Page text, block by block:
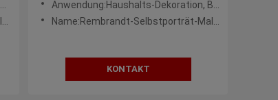
Anwendung:Haushalts-Dekoration, Büro
Name:Rembrandt-Selbstporträt-Malerei
KONTAKT